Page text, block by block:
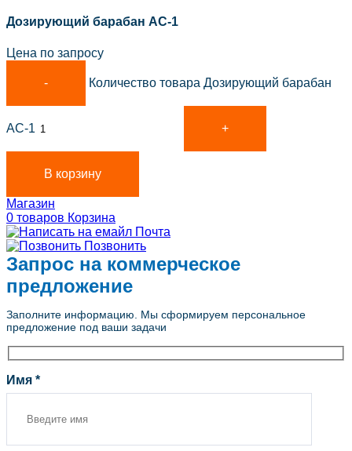
Дозирующий барабан АС-1
Цена по запросу
Количество товара Дозирующий барабан
АС-1
В корзину
Магазин
0 товаров Корзина
Почта
Позвонить
Запрос на коммерческое
предложение
Заполните информацию. Мы сформируем персональное
предложение под ваши задачи
Имя *